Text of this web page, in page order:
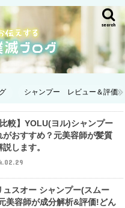
search
シャンプー レビュー＆評価
比較】YOLU(ヨル)シャンプー
がおすすめ？元美容師が髪質
します。
ュスオー シャンプー(スムー
美容師が成分解析&評価!どん